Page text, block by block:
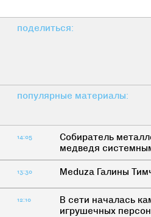
поделиться:
популярные материалы:
14:05
Собиратель
медведя
13:30 Meduza Галины
12:10
В сети началась
игрушечных